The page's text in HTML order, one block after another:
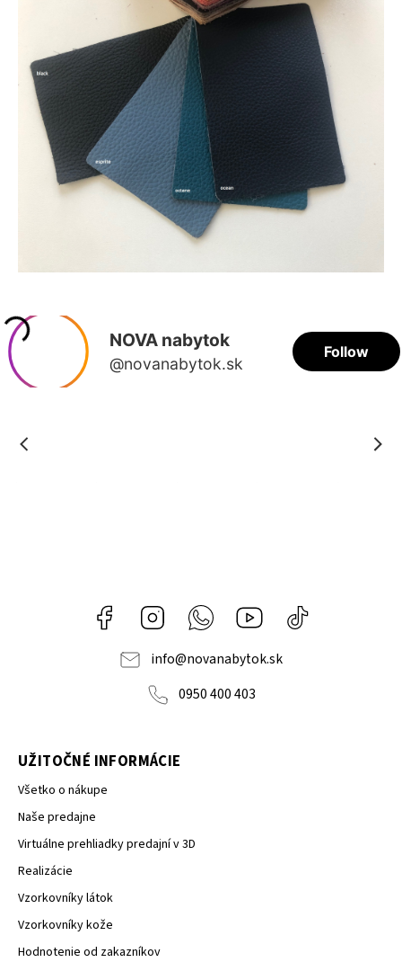
Facebook Instagram Whatsapp Youtube
nábytok
NOVA
info@novanabytok.sk
0950 400 403
UŽITOČNÉ INFORMÁCIE
Všetko o nákupe
Naše predajne
Virtuálne prehliadky predajní v 3D
Realizácie
Vzorkovníky látok
Vzorkovníky kože
Hodnotenie od zakazníkov